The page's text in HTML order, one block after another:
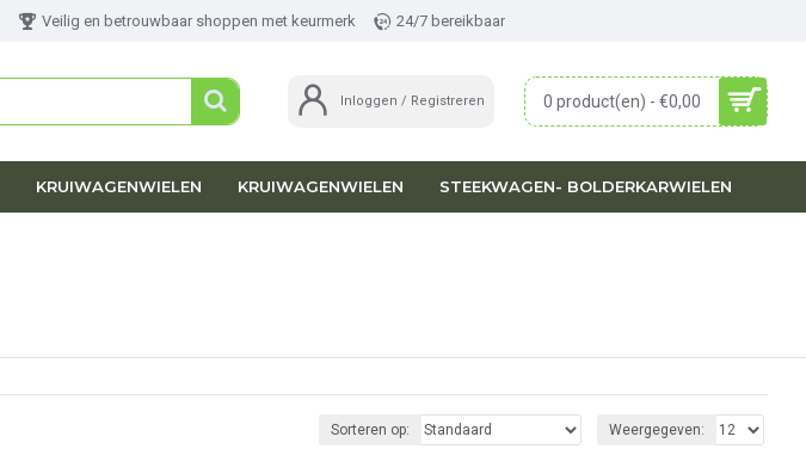
Veilig en betrouwbaar shoppen met keurmerk 24/7 bereikbaar
Inloggen / Registreren 0 product(en) - €0,00
KRUIWAGENWIELEN KRUIWAGENWIELEN STEEKWAGEN- BOLDERKARWIELEN
Sorteren op: Weergegeven: